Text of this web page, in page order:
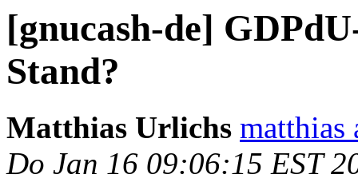
[gnucash-de]
Stand?
Matthias Urlichs matthias
Do Jan 16 09:06:15 EST